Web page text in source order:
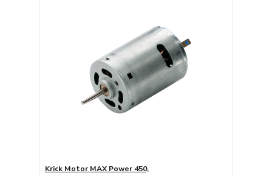
Krick Motor MAX Power 450,